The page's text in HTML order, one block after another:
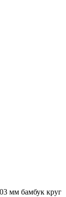
мм бамбук круг